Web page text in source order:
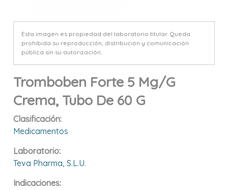
Esta imagen es propiedad del laboratorio titular. Queda
prohibida su reproducción, distribución y comunicación
pública sin su autorización.
Tromboben Forte 5 Mg/g
Crema, Tubo De 60 G
Clasificación:
Medicamentos
Laboratorio:
Teva Pharma, S.l.u.
Indicaciones: